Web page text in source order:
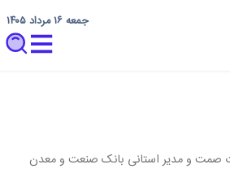
جمعه ۱۶ مرداد ۱۴۰۵
صمت و مدیر استانی بانک صنعت و معدن